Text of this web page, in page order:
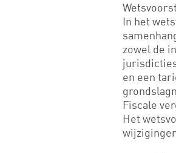
In het
zowel de
en een
Fiscale
Het